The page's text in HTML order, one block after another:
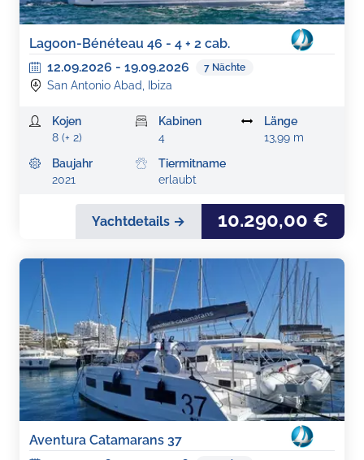
Lagoon-Bénéteau 46 - 4 + 2 cab.
12.09.2026 - 19.09.2026 7 Nächte
San Antonio Abad, Ibiza
Kojen
8 (+ 2)
Kabinen
4
Länge
13,99 m
Baujahr
2021
Tiermitname
erlaubt
Yachtdetails → 10.290,00 €
Aventura Catamarans 37